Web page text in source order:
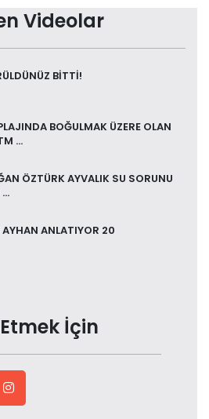
Videolar
BİTTİ!
BOĞULMAK ÜZERE OLAN
...
ÖZTÜRK AYVALIK SU SORUNU
ANLATIYOR 20
İçin